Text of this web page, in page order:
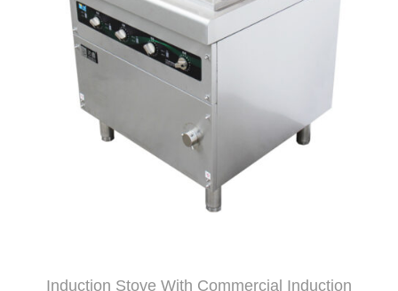
Induction Stove With Commercial Induction